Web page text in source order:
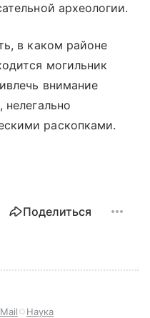
археологии.
в каком районе
могильник
внимание
нелегально
раскопками.
Поделиться
Наука